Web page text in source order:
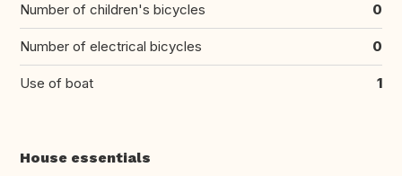
Number of children's bicycles 0
Number of electrical bicycles 0
Use of boat 1
House essentials